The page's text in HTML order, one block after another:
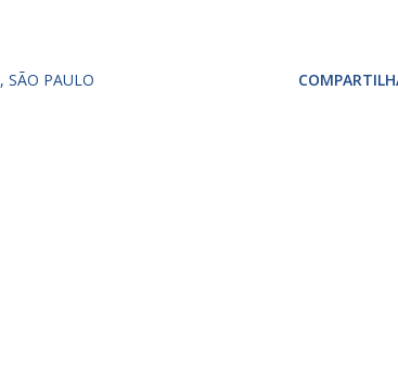
SÃO PAULO